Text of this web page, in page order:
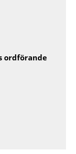
ordförande